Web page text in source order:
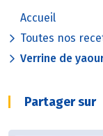
Accueil
Toutes nos
Verrine de
Partager sur